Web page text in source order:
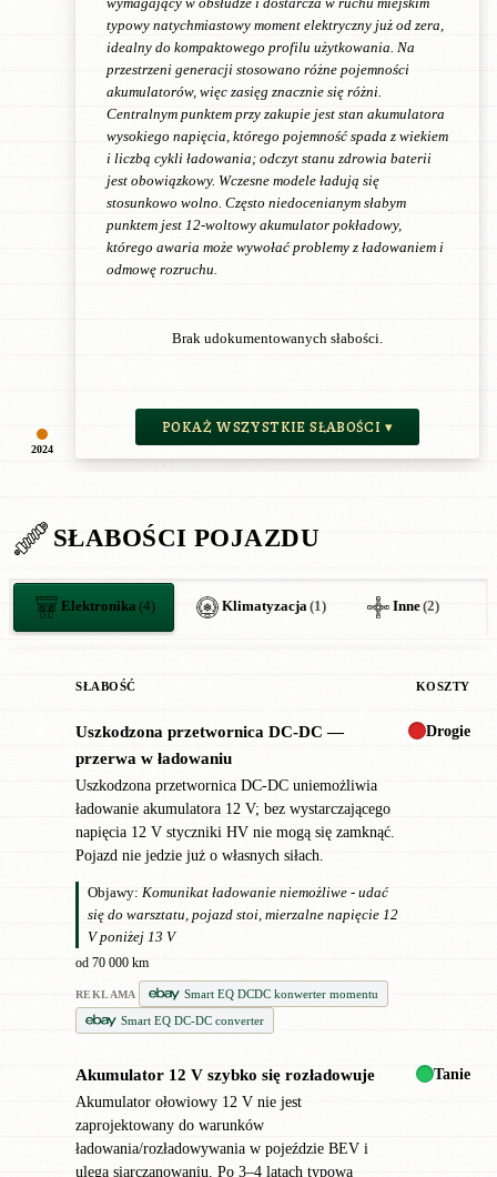
2024
typowy natychmiastowy moment elektryczny już od zera,
idealny do kompaktowego profilu użytkowania. Na
przestrzeni generacji stosowano różne pojemności
akumulatorów, więc zasięg znacznie się różni.
Centralnym punktem przy zakupie jest stan akumulatora
wysokiego napięcia, którego pojemność spada z wiekiem
i liczbą cykli ładowania; odczyt stanu zdrowia baterii
jest obowiązkowy. Wczesne modele ładują się
stosunkowo wolno. Często niedocenianym słabym
punktem jest 12-woltowy akumulator pokładowy,
którego awaria może wywołać problemy z ładowaniem i
odmowę rozruchu.
Brak udokumentowanych słabości.
POKAŻ WSZYSTKIE SŁABOŚCI ▾
SŁABOŚCI POJAZDU
Elektronika (4) Klimatyzacja(1) Inne(2)
SŁABOŚĆ KOSZTY
Uszkodzona przetwornica DC-DC —
przerwa w ładowaniu
Uszkodzona przetwornica DC-DC uniemożliwia
ładowanie akumulatora 12 V; bez wystarczającego
napięcia 12 V styczniki HV nie mogą się zamknąć.
Pojazd nie jedzie już o własnych siłach.
Objawy: Komunikat ładowanie niemożliwe - udać
się do warsztatu, pojazd stoi, mierzalne napięcie 12
V poniżej 13 V
od 70 000 km
REKLAMA
Smart EQ DCDC konwerter momentu
Smart EQ DC-DC converter
Drogie
Akumulator 12 V szybko się rozładowuje
Akumulator ołowiowy 12 V nie jest
zaprojektowany do warunków
ładowania/rozładowywania w pojeździe BEV i
ulega siarczanowaniu. Po 3–4 latach typowa
Tanie